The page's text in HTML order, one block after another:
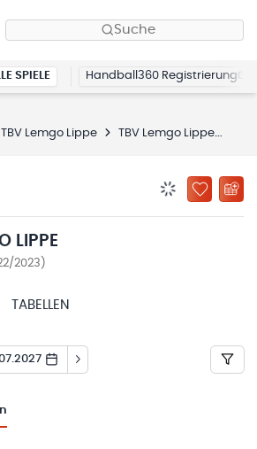
Suche
SPIELE Handball360 Registrierung
TBV Lemgo Lippe TBV Lemgo Lippe
ZU
LIPPE
2023)
TABELLEN